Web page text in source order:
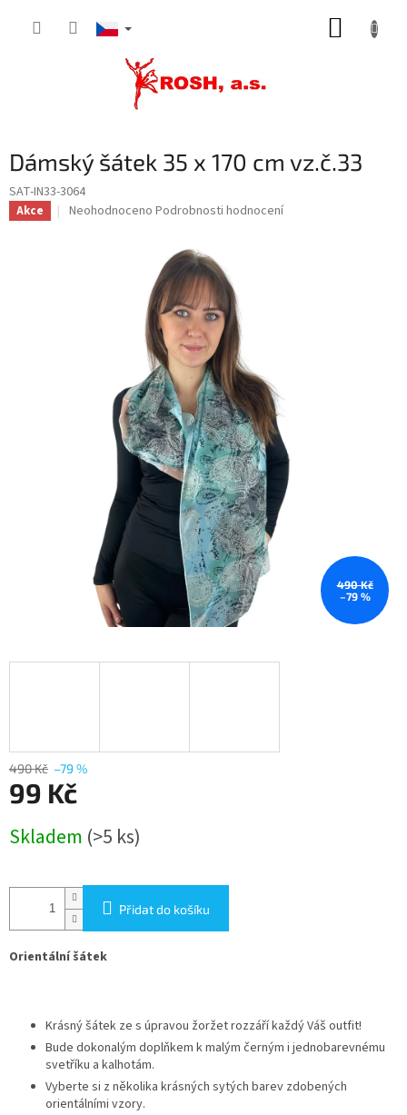
Dámský šátek 35 x 170 cm vz.č.33
SAT-IN33-3064
Akce
Průměrné
Neohodnoceno Podrobnosti hodnocení
490 Kč
–79 %
490 Kč –79 %
99 Kč
cena:
Skladem (>5 ks)
Přidat do košíku
Orientální šátek
Krásný šátek ze s úpravou žoržet rozzáří každý Váš outfit!
Bude dokonalým doplňkem k malým černým i jednobarevnému
svetříku a kalhotám.
Vyberte si z několika krásných sytých barev zdobených
orientálními vzory.